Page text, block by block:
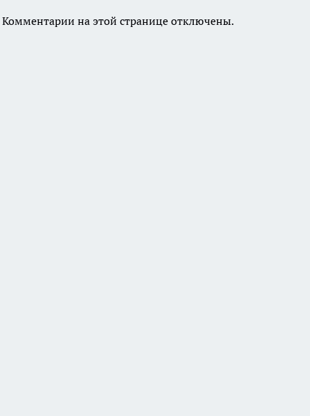
Комментарии на этой странице отключены.